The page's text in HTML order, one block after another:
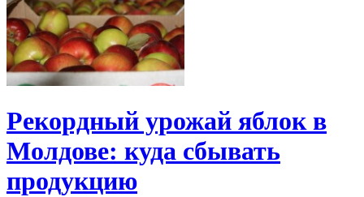
Рекордный урожай яблок в
Молдове: куда сбывать
продукцию